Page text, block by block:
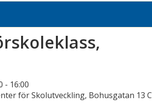
- 16:00
för Skolutveckling, Bohusgatan 13 C